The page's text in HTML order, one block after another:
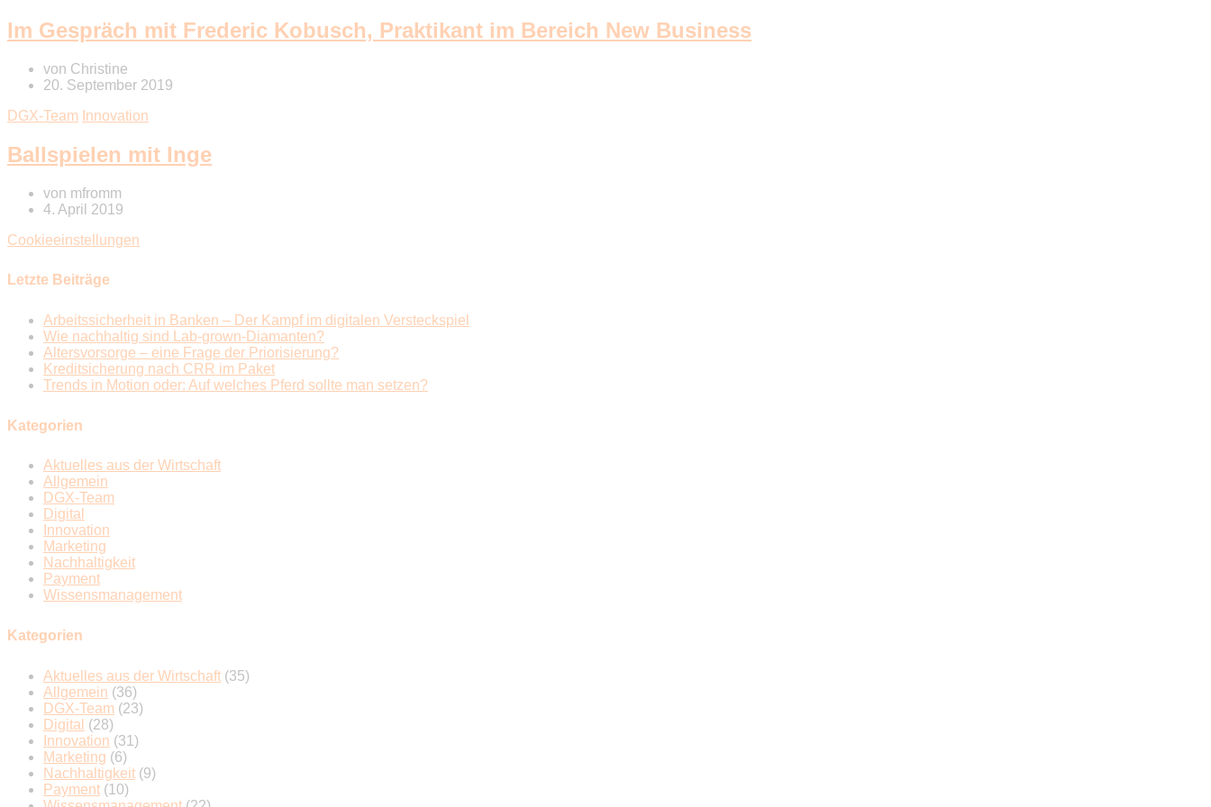
Im Gespräch mit Frederic Kobusch, Praktikant im Bereich New Business
von Christine
20. September 2019
DGX-Team Innovation
Ballspielen mit Inge
von mfromm
4. April 2019
Cookieeinstellungen
Letzte Beiträge
Arbeitssicherheit in Banken – Der Kampf im digitalen Versteckspiel
Wie nachhaltig sind Lab-grown-Diamanten?
Altersvorsorge – eine Frage der Priorisierung?
Kreditsicherung nach CRR im Paket
Trends in Motion oder: Auf welches Pferd sollte man setzen?
Kategorien
Aktuelles aus der Wirtschaft
Allgemein
DGX-Team
Digital
Innovation
Marketing
Nachhaltigkeit
Payment
Wissensmanagement
Kategorien
Aktuelles aus der Wirtschaft (35)
Allgemein (36)
DGX-Team (23)
Digital (28)
Innovation (31)
Marketing (6)
Nachhaltigkeit (9)
Payment (10)